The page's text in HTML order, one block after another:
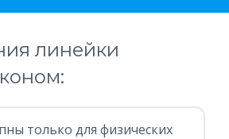
линейки
только для физических